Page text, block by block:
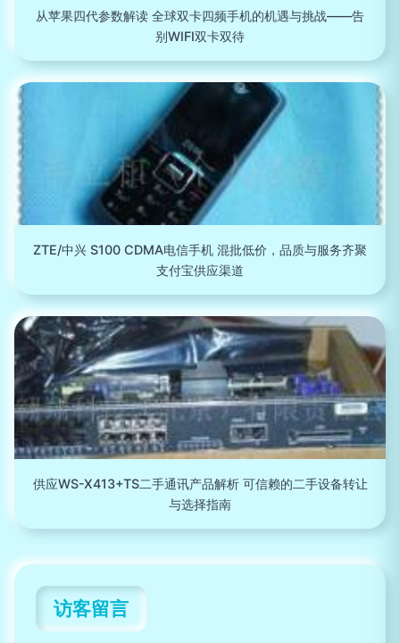
从苹果四代参数解读 全球双卡四频手机的机遇与挑战——告
别WIFI双卡双待
ZTE/中兴 S100 CDMA电信手机 混批低价，品质与服务齐聚
支付宝供应渠道
供应WS-X413+TS二手通讯产品解析 可信赖的二手设备转让
与选择指南
访客留言